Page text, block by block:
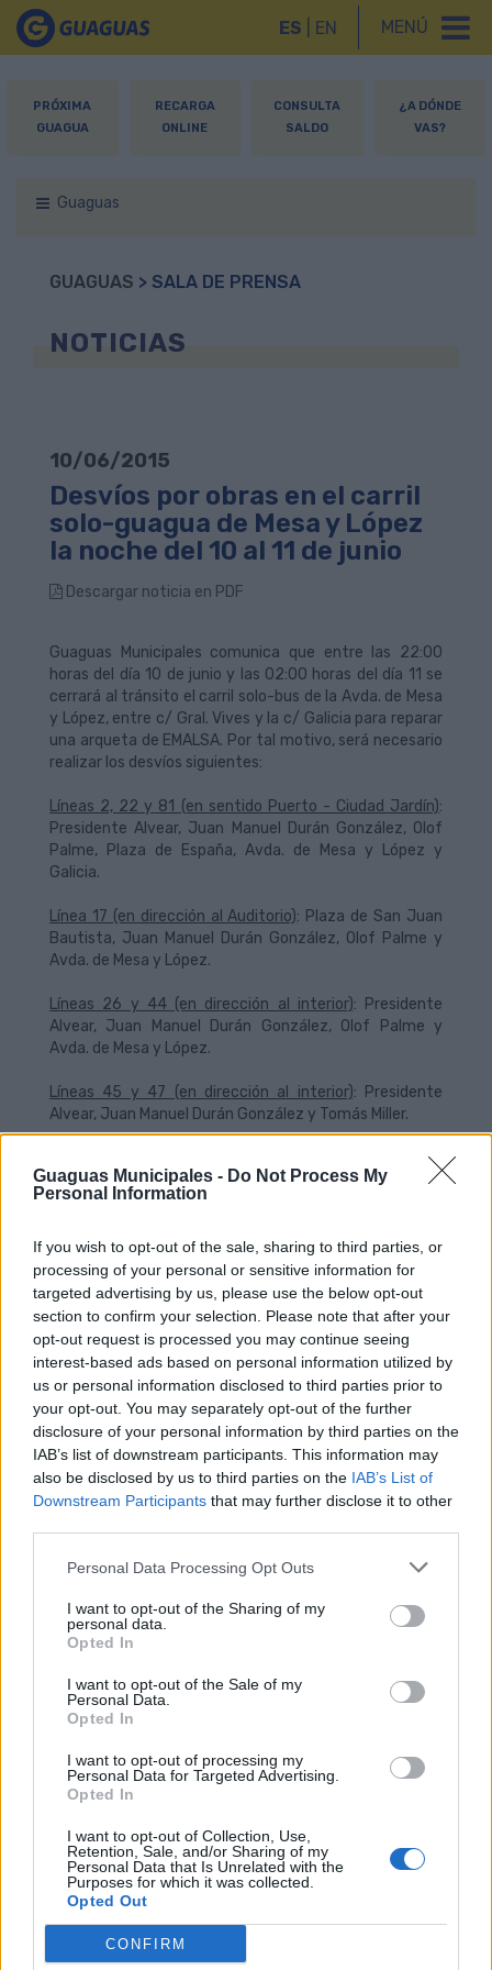
Guaguas Municipales - Do Not Process My
Personal Information
If you wish to opt-out of the sale, sharing to third parties, or
processing of your personal or sensitive information for
targeted advertising by us, please use the below opt-out
section to confirm your selection. Please note that after your
opt-out request is processed you may continue seeing
interest-based ads based on personal information utilized by
us or personal information disclosed to third parties prior to
your opt-out. You may separately opt-out of the further
disclosure of your personal information by third parties on the
IAB’s list of downstream participants. This information may
also be disclosed by us to third parties on the IAB’s List of
Downstream Participants that may further disclose it to other
Personal Data Processing Opt Outs
I want to opt-out of the Sharing of my
personal data.
Opted In
I want to opt-out of the Sale of my
Personal Data.
Opted In
I want to opt-out of processing my
Personal Data for Targeted Advertising.
Opted In
I want to opt-out of Collection, Use,
Retention, Sale, and/or Sharing of my
Personal Data that Is Unrelated with the
Purposes for which it was collected.
Opted Out
CONFIRM
MENÚ
ES EN
PRÓXIMA
GUAGUA
RECARGA
ONLINE
CONSULTA
SALDO
¿A DÓNDE
VAS?
Guaguas
GUAGUAS > SALA DE PRENSA
NOTICIAS
10/06/2015
Desvíos por obras en el carril
solo-guagua de Mesa y López
la noche del 10 al 11 de junio
Descargar noticia en PDF
Guaguas Municipales comunica que entre las 22:00
horas del día 10 de junio y las 02:00 horas del día 11 se
cerrará al tránsito el carril solo-bus de la Avda. de Mesa
y López, entre c/ Gral. Vives y la c/ Galicia para reparar
una arqueta de EMALSA. Por tal motivo, será necesario
realizar los desvíos siguientes:
Líneas 2, 22 y 81 (en sentido Puerto - Ciudad Jardín):
Presidente Alvear, Juan Manuel Durán González, Olof
Palme, Plaza de España, Avda. de Mesa y López y
Galicia.
Línea 17 (en dirección al Auditorio): Plaza de San Juan
Bautista, Juan Manuel Durán González, Olof Palme y
Avda. de Mesa y López.
Líneas 26 y 44 (en dirección al interior): Presidente
Alvear, Juan Manuel Durán González, Olof Palme y
Avda. de Mesa y López.
Líneas 45 y 47 (en dirección al interior): Presidente
Alvear, Juan Manuel Durán González y Tomás Miller.
dispositivo especial de transporte
con cinco vehículos exclusivos desde
Puerto y Teatro hacia el Estadio
para el partido entre UD Las Palmas
y Valladolid
12/06/2015
Guaguas Municipales despliega mañana sábado, 13 de
junio, la línea especial ‘Fútbol’ con conexiones desde la
Plaza Manuel Becerra -en el Puerto- y la terminal de
guaguas del Teatro con motivo del partido de las
eliminatorias de ascenso a Primera División que
compañía municipal, al objeto de facilitar la asistencia
adicionales sus servicios hacia el recinto deportivo
(con... LEER MÁS
Guaguas Municipales fortalece su
posición como alternativa de
millones de viajeros durante 2014
Guaguas Municipales registró 30.571.211 viajeros en
2014 frente a los 29.714.460 de la anualidad 2013, lo
que manifiesta un incremento del 2,88% en la cifra de
clientes, un porcentaje que sobrepasa ampliamente la
urbano en guagua (0,6%), según el Instituto Nacional de
Estadística. Además, estos datos suponen una